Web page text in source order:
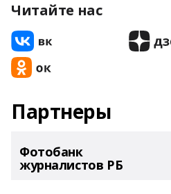
Читайте нас
Партнеры
Фотобанк
журналистов РБ